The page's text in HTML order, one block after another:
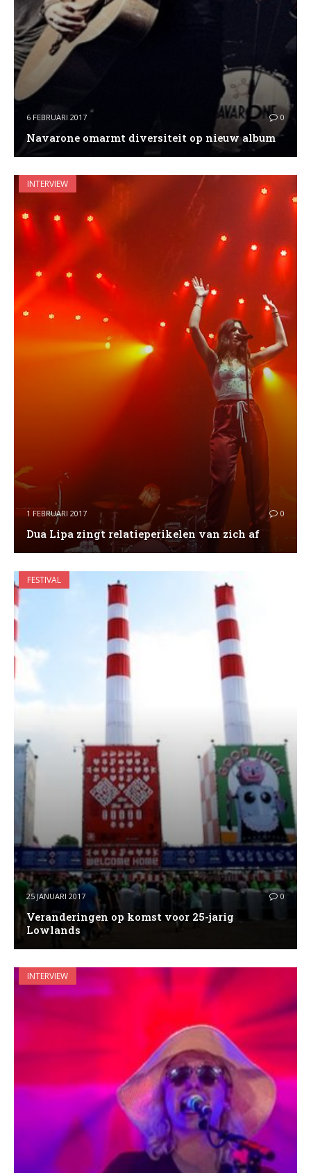
6 FEBRUARI 2017 0
Navarone omarmt diversiteit op nieuw album
INTERVIEW
1 FEBRUARI 2017 0
Dua Lipa zingt relatieperikelen van zich af
FESTIVAL
25 JANUARI 2017 0
Veranderingen op komst voor 25-jarig
Lowlands
INTERVIEW